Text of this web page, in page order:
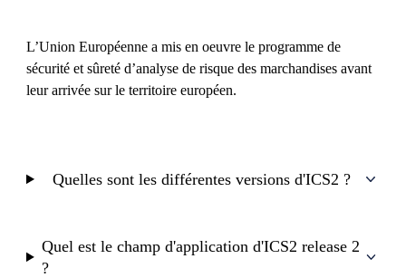
L’Union Européenne a mis en oeuvre le programme de
sécurité et sûreté d’analyse de risque des marchandises avant
leur arrivée sur le territoire européen.
Quelles sont les différentes versions d'ICS2 ?
Quel est le champ d'application d'ICS2 release 2
?